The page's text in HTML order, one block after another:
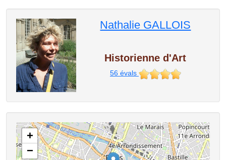
Nathalie GALLOIS
Historienne d'Art
56évals
+
−